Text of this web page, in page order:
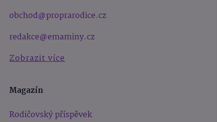
obchod@proprarodice.cz
redakce@emaminy.cz
Zobrazit více
Magazín
Rodičovský příspěvek